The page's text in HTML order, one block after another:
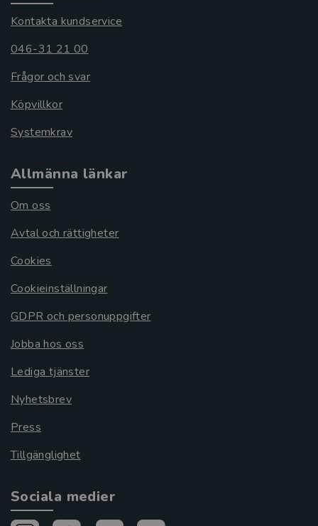
Kontakta kundservice
046-31 21 00
Frågor och svar
Köpvillkor
Systemkrav
Allmänna länkar
Om oss
Avtal och rättigheter
Cookies
Cookieinställningar
GDPR och personuppgifter
Jobba hos oss
Lediga tjänster
Nyhetsbrev
Press
Tillgänglighet
Sociala medier